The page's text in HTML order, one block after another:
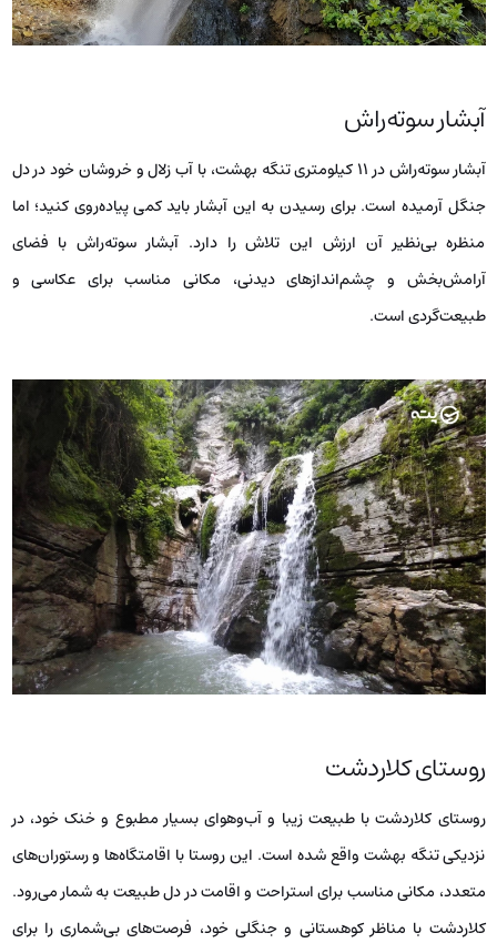
آبشار سوته‌راش
آبشار سوته‌راش در ۱۱ کیلومتری تنگه بهشت، با آب زلال و خروشان خود در دل
جنگل آرمیده است. برای رسیدن به این آبشار باید کمی پیاده‌روی کنید؛ اما
منظره بی‌نظیر آن ارزش این تلاش را دارد. آبشار سوته‌راش با فضای
آرامش‌بخش و چشم‌اندازهای دیدنی، مکانی مناسب برای عکاسی و
طبیعت‌گردی است.
روستای کلاردشت
روستای کلاردشت با طبیعت زیبا و آب‌وهوای بسیار مطبوع و خنک خود، در
نزدیکی تنگه بهشت واقع شده است. این روستا با اقامتگاه‌ها و رستوران‌های
متعدد، مکانی مناسب برای استراحت و اقامت در دل طبیعت به شمار می‌رود.
کلاردشت با مناظر کوهستانی و جنگلی خود، فرصت‌های بی‌شماری را برای